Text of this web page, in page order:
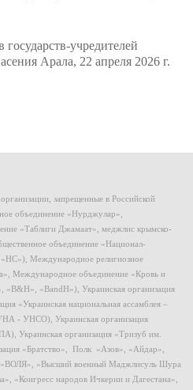
государств-учредителей
Арала, 22 апреля 2026 г.
запрещенные в Российской
объединение «Нурджулар»,
«Таблиги Джамаат», меджлис крымско-
объединение «Национал-
Международное религиозное
Международное объединение «Кровь и
«BandH»), Украинская организация
«Украинская национальная ассамблея –
- УНСО), Украинская организация
Украинская организация «Тризуб им.
«Братство», Полк «Азов», «Айдар»,
«ВОЛЯ», «Высший военный Маджлисуль Шура
«Конгресс народов Ичкерии и Дагестана»,